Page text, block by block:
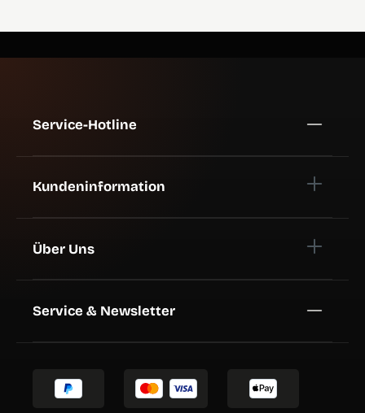
Service-Hotline
Kundeninformation
Über Uns
Service & Newsletter